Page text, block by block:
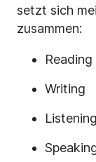
setzt sich
zusammen:
Reading
Writing
Listening